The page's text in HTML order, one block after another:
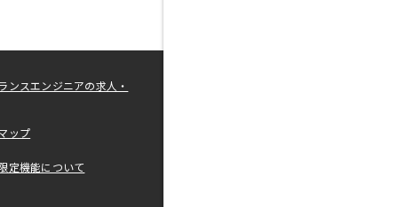
ンスエンジニアの求人・
ップ
定機能について